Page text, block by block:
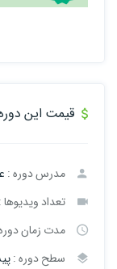
قیمت این
مدرس دوره :
تعداد ویدیوها :
مدت زمان
سطح دوره :